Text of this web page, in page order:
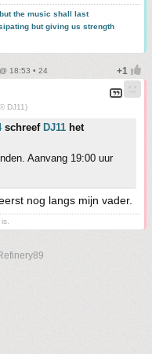
the music shall last
but giving us strength
18:53 • 24
DJ11)
schreef DJ11 het
Aanvang 19:00 uur
nog langs mijn vader.